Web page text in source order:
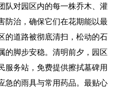
队对园区内的每一株乔木、灌
防治，确保它们在花期能以最
的道路被彻底清扫，松动的石
的脚步安稳。清明前夕，园区
服务站，免费提供擦拭墓碑用
急的雨具与常用药品。最贴心